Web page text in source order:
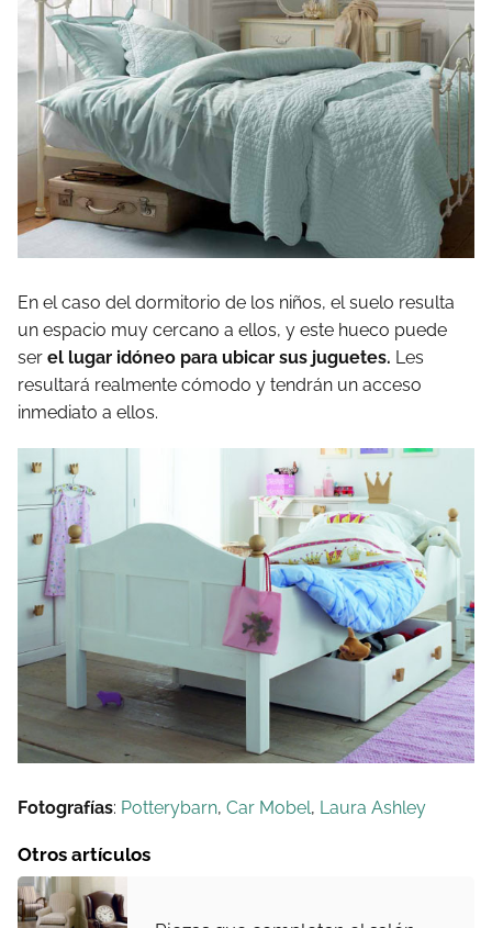
En el caso del dormitorio de los niños, el suelo resulta
un espacio muy cercano a ellos, y este hueco puede
ser el lugar idóneo para ubicar sus juguetes. Les
resultará realmente cómodo y tendrán un acceso
inmediato a ellos.
Fotografías: Potterybarn, Car Mobel, Laura Ashley
Otros artículos